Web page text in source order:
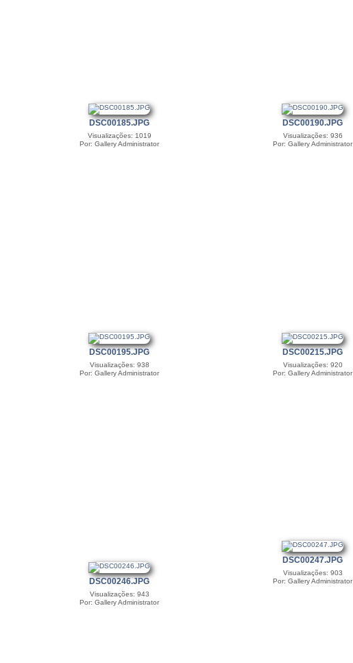
DSC00185.JPG
Visualizações: 1019
Por: Gallery Administrator
DSC00190.JPG
Visualizações: 936
Por: Gallery Administrator
DSC00195.JPG
Visualizações: 938
Por: Gallery Administrator
DSC00215.JPG
Visualizações: 920
Por: Gallery Administrator
DSC00246.JPG
Visualizações: 943
Por: Gallery Administrator
DSC00247.JPG
Visualizações: 903
Por: Gallery Administrator